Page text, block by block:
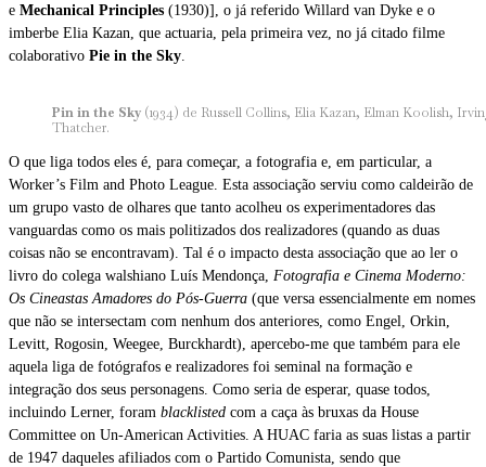
e Mechanical Principles (1930)], o já referido Willard van Dyke e o
imberbe Elia Kazan, que actuaria, pela primeira vez, no já citado filme
colaborativo Pie in the Sky
Pin in the Sky (1934) de Russell Collins, Elia Kazan, Elman Koolish,
Thatcher.
O que liga todos eles é, para começar, a fotografia e, em particular, a
Worker’s Film and Photo League. Esta associação serviu como caldeirão de
um grupo vasto de olhares que tanto acolheu os experimentadores das
vanguardas como os mais politizados dos realizadores (quando as duas
coisas não se encontravam). Tal é o impacto desta associação que ao ler o
livro do colega walshiano Luís Mendonça, Fotografia e Cinema Moderno:
Os Cineastas Amadores do Pós-Guerra (que versa essencialmente em nomes
que não se intersectam com nenhum dos anteriores, como Engel, Orkin,
Levitt, Rogosin, Weegee, Burckhardt), apercebo-me que também para ele
aquela liga de fotógrafos e realizadores foi seminal na formação e
integração dos seus personagens. Como seria de esperar, quase todos,
incluindo Lerner, foram blacklisted com a caça às bruxas da House
Committee on Un-American Activities. A HUAC faria as suas listas a partir
de 1947 daqueles afiliados com o Partido Comunista, sendo que